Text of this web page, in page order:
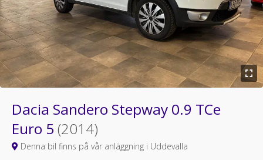
Dacia Sandero Stepway 0.9 TCe
Euro 5 (2014)
Denna bil finns på vår anläggning i Uddevalla